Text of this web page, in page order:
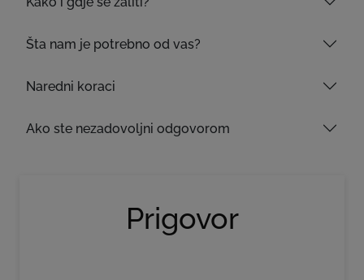
Šta nam je potrebno od vas?
Naredni koraci
Ako ste nezadovoljni odgovorom
Prigovor